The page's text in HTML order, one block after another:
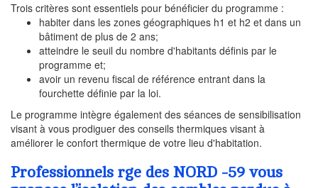
Trois critères sont essentiels pour bénéficier du programme :
habiter dans les zones géographiques h1 et h2 et dans un
bâtiment de plus de 2 ans;
atteindre le seuil du nombre d'habitants définis par le
programme et;
avoir un revenu fiscal de référence entrant dans la
fourchette définie par la loi.
Le programme intègre également des séances de sensibilisation
visant à vous prodiguer des conseils thermiques visant à
améliorer le confort thermique de votre lieu d'habitation.
Professionnels rge des NORD -59 vous